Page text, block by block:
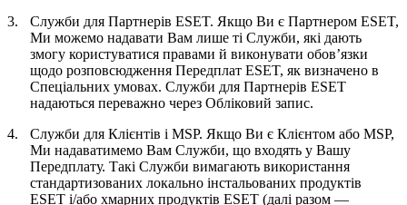
3.
Служби для Партнерів ESET. Якщо Ви є Партнером ESET,
Ми можемо надавати Вам лише ті Служби, які дають
змогу користуватися правами й виконувати обов’язки
щодо розповсюдження Передплат ESET, як визначено в
Спеціальних умовах. Служби для Партнерів ESET
надаються переважно через Обліковий запис.
4.
Служби для Клієнтів і MSP. Якщо Ви є Клієнтом або MSP,
Ми надаватимемо Вам Служби, що входять у Вашу
Передплату. Такі Служби вимагають використання
стандартизованих локально інстальованих продуктів
ESET і/або хмарних продуктів ESET (далі разом —